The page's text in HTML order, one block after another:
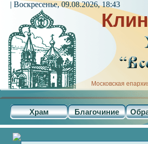
Московская
Храм Благочиние
| Воскресенье, 09.08.2026, 18:43